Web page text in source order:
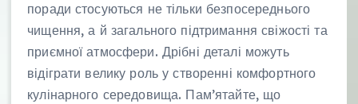
поради стосуються не тільки безпосереднього
чищення, а й загального підтримання свіжості та
приємної атмосфери. Дрібні деталі можуть
відіграти велику роль у створенні комфортного
кулінарного середовища. Пам’ятайте, що